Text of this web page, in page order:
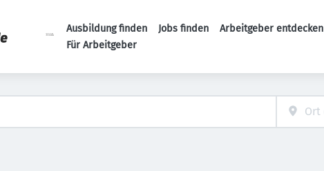
Ausbildung finden Jobs finden Arbeitgeber entdecken
Für Arbeitgeber